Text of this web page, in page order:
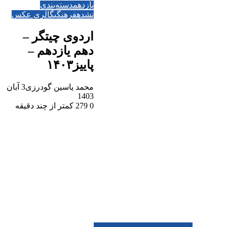
یازدهمدسته‌بندی
نشدهفرهنگیگالری عکس
اردوی چیتگر –
دهم یازدهم –
پاییز۱۴۰۳
محمد یاسین گودرزی
3 آبان
1403
0
کمتر از چند دقیقه